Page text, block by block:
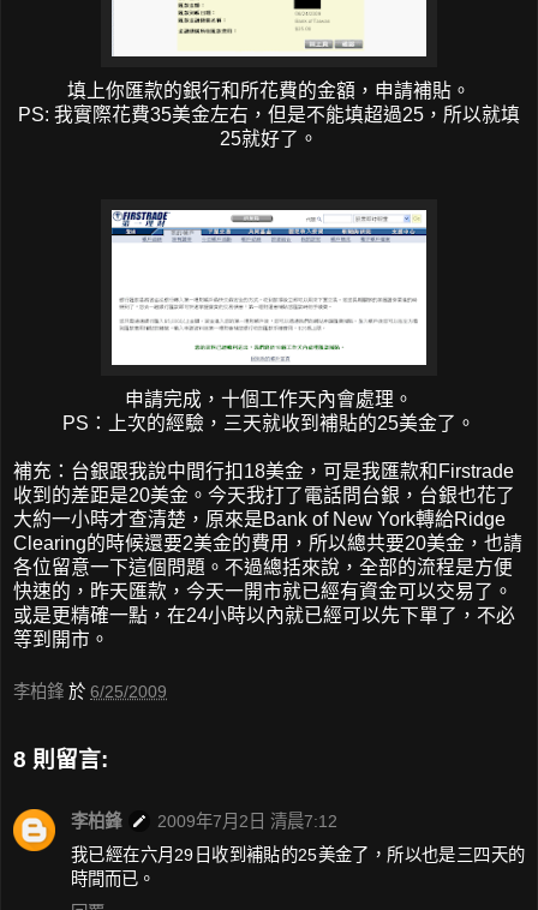
填上你匯款的銀行和所花費的金額，申請補貼。
PS: 我實際花費35美金左右，但是不能填超過25，所以就填
25就好了。
申請完成，十個工作天內會處理。
PS：上次的經驗，三天就收到補貼的25美金了。
補充：台銀跟我說中間行扣18美金，可是我匯款和Firstrade
收到的差距是20美金。今天我打了電話問台銀，台銀也花了
大約一小時才查清楚，原來是Bank of New York轉給Ridge
Clearing的時候還要2美金的費用，所以總共要20美金，也請
各位留意一下這個問題。不過總括來說，全部的流程是方便
快速的，昨天匯款，今天一開市就已經有資金可以交易了。
或是更精確一點，在24小時以內就已經可以先下單了，不必
等到開市。
李柏鋒 於 6/25/2009
8 則留言:
李柏鋒
2009年7月2日 清晨7:12
我已經在六月29日收到補貼的25美金了，所以也是三四天的
時間而已。